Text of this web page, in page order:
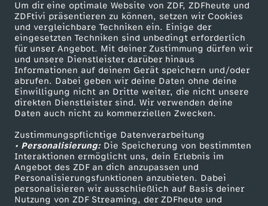
Um dir eine optimale Website von ZDF, ZDFheute und
ZDFtivi präsentieren zu können, setzen wir Cookies
und vergleichbare Techniken ein. Einige der
eingesetzten Techniken sind unbedingt erforderlich
für unser Angebot. Mit deiner Zustimmung dürfen wir
und unsere Dienstleister darüber hinaus
Informationen auf deinem Gerät speichern und/oder
abrufen. Dabei geben wir deine Daten ohne deine
Einwilligung nicht an Dritte weiter, die nicht unsere
direkten Dienstleister sind. Wir verwenden deine
Daten auch nicht zu kommerziellen Zwecken.
Zustimmungspflichtige Datenverarbeitung
• Personalisierung:Die Speicherung von bestimmten
Interaktionen ermöglicht uns, dein Erlebnis im
Angebot des ZDF an dich anzupassen und
Personalisierungsfunktionen anzubieten. Dabei
personalisieren wir ausschließlich auf Basis deiner
Nutzung von ZDF Streaming, der ZDFheute und
t
i
o
n
s
a
b
Mehr ZDF
ZDF-Apps
Smart TV
ZDFtext
Livestreams
Sendungen A-Z
TV-Programm
Service
ZDFmitreden
Kontakt zum ZDF
Tickets
Zuschauerservice
Hilfe